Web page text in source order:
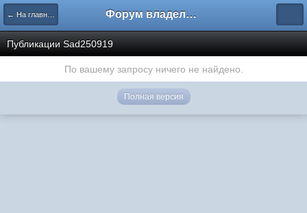
← На главную Форум владельцев интернет-магазинов
Публикации Sad250919
По вашему запросу ничего не найдено.
Полная версия